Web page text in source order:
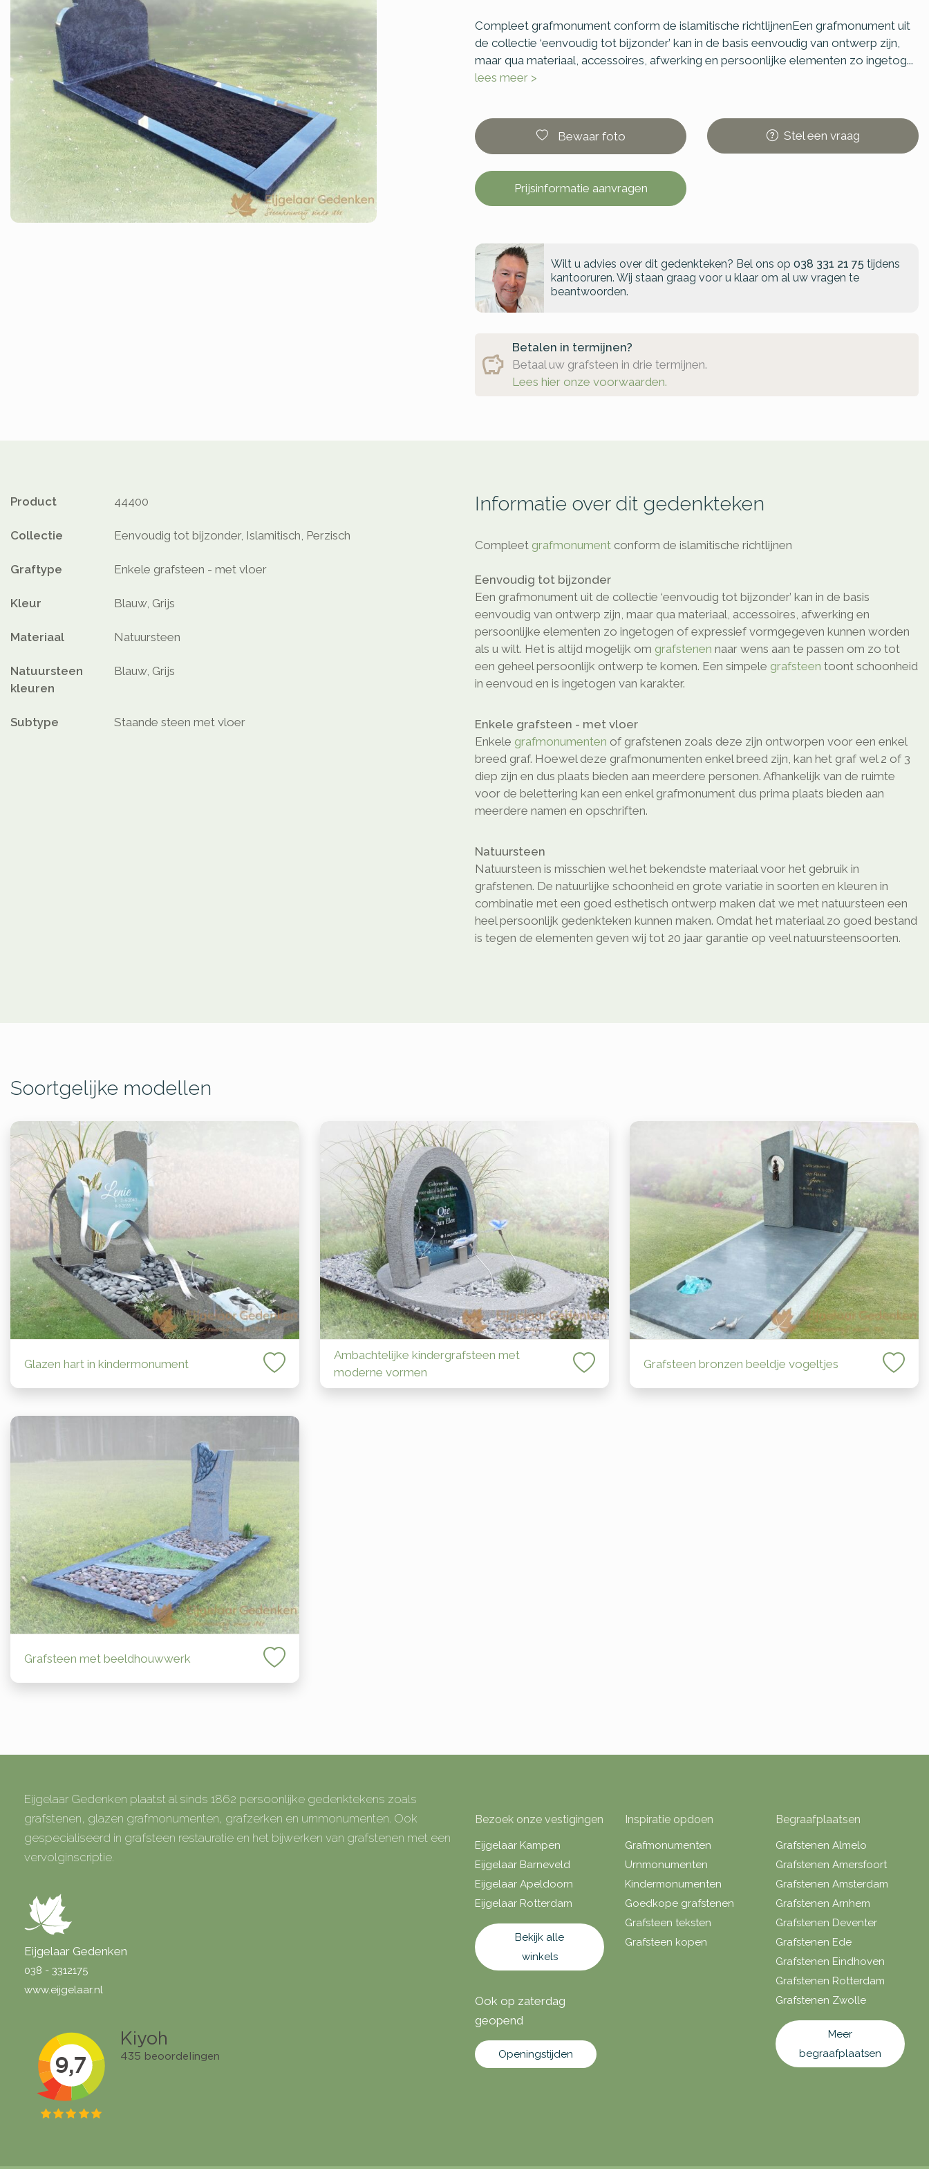
Compleet grafmonument conform de islamitische richtlijnenEen grafmonument uit
de collectie ‘eenvoudig tot bijzonder’ kan in de basis eenvoudig van ontwerp zijn,
maar qua materiaal, accessoires, afwerking en persoonlijke elementen zo ingetog...
lees meer >
Bewaar foto Steleen vraag
Prijsinformatie aanvragen
Wilt u advies over dit gedenkteken? Bel ons op 038 331 21 75 tijdens
kantooruren. Wij staan graag voor u klaar om al uw vragen te
beantwoorden.
Betalen in termijnen?
Betaal uw grafsteen in drie termijnen.
Lees hier onze voorwaarden.
Product 44400
Collectie Eenvoudig tot bijzonder, Islamitisch, Perzisch
Graftype Enkele grafsteen - met vloer
Kleur Blauw, Grijs
Materiaal Natuursteen
Natuursteen
kleuren
Blauw, Grijs
Subtype Staande steen met vloer
Informatie over dit gedenkteken
Compleet grafmonument conform de islamitische richtlijnen
Eenvoudig tot bijzonder
Een grafmonument uit de collectie ‘eenvoudig tot bijzonder’ kan in de basis
eenvoudig van ontwerp zijn, maar qua materiaal, accessoires, afwerking en
persoonlijke elementen zo ingetogen of expressief vormgegeven kunnen worden
als u wilt. Het is altijd mogelijk om grafstenen naar wens aan te passen om zo tot
een geheel persoonlijk ontwerp te komen. Een simpele grafsteen toont schoonheid
in eenvoud en is ingetogen van karakter.
Enkele grafsteen - met vloer
Enkele grafmonumenten of grafstenen zoals deze zijn ontworpen voor een enkel
breed graf. Hoewel deze grafmonumenten enkel breed zijn, kan het graf wel 2 of 3
diep zijn en dus plaats bieden aan meerdere personen. Afhankelijk van de ruimte
voor de belettering kan een enkel grafmonument dus prima plaats bieden aan
meerdere namen en opschriften.
Natuursteen
Natuursteen is misschien wel het bekendste materiaal voor het gebruik in
grafstenen. De natuurlijke schoonheid en grote variatie in soorten en kleuren in
combinatie met een goed esthetisch ontwerp maken dat we met natuursteen een
heel persoonlijk gedenkteken kunnen maken. Omdat het materiaal zo goed bestand
is tegen de elementen geven wij tot 20 jaar garantie op veel natuursteensoorten.
Soortgelijke modellen
Glazen hart in kindermonument
Ambachtelijke kindergrafsteen met
moderne vormen
Grafsteen bronzen beeldje vogeltjes
Grafsteen met beeldhouwwerk
Eijgelaar Gedenken plaatst al sinds 1862 persoonlijke gedenktekens zoals
grafstenen, glazen grafmonumenten, grafzerken en urnmonumenten. Ook
gespecialiseerd in grafsteen restauratie en het bijwerken van grafstenen met een
vervolginscriptie.
Eijgelaar Gedenken
038 - 3312175
www.eijgelaar.nl
Bezoek onze vestigingen
Eijgelaar Kampen
Eijgelaar Barneveld
Eijgelaar Apeldoorn
Eijgelaar Rotterdam
Bekijk alle
winkels
Ook op zaterdag
geopend
Openingstijden
Inspiratie opdoen
Grafmonumenten
Urnmonumenten
Kindermonumenten
Goedkope grafstenen
Grafsteen teksten
Grafsteen kopen
Begraafplaatsen
Grafstenen Almelo
Grafstenen Amersfoort
Grafstenen Amsterdam
Grafstenen Arnhem
Grafstenen Deventer
Grafstenen Ede
Grafstenen Eindhoven
Grafstenen Rotterdam
Grafstenen Zwolle
Meer
begraafplaatsen